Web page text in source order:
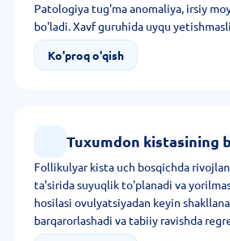
Patologiya tug'ma anomaliya, irsiy
bo'ladi. Xavf guruhida uyqu
kechirayotgan inson turadi.
Ko'proq o'qish
Tuxumdon kistasining
Follikulyar kista uch bosqichda
ta'sirida suyuqlik to'planadi va
hosilasi ovulyatsiyadan keyin
barqarorlashadi va tabiiy ravishda
va nuqtaviy zichlashuvlar soniga